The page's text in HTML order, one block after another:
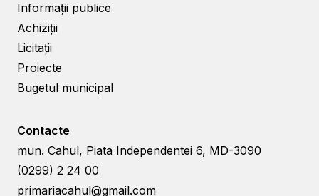
Informații publice
Achiziții
Licitații
Proiecte
Bugetul municipal
Contacte
mun. Cahul, Piata Independentei 6, MD-3090
(0299) 2 24 00
primariacahul@gmail.com